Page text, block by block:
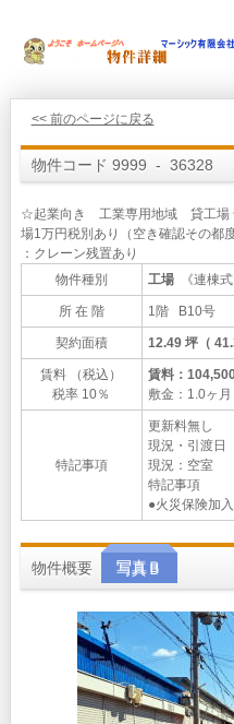
<< 前のページに戻る
物件コード 9999 - 36328
☆起業向き 工業専用地域 貸工場
場1万円税別あり（空き確認その都度
：クレーン残置あり
物件種別
工場《連棟式
所 在 階 1階 B10号
契約面積 12.49 坪（
賃料 （税込）
税率 10％
賃料：
敷金：1.0ヶ
特記事項
更新料無し
現況・引渡日
現況：空室
特記事項
●火災保険加
物件概要 写真Ｂ